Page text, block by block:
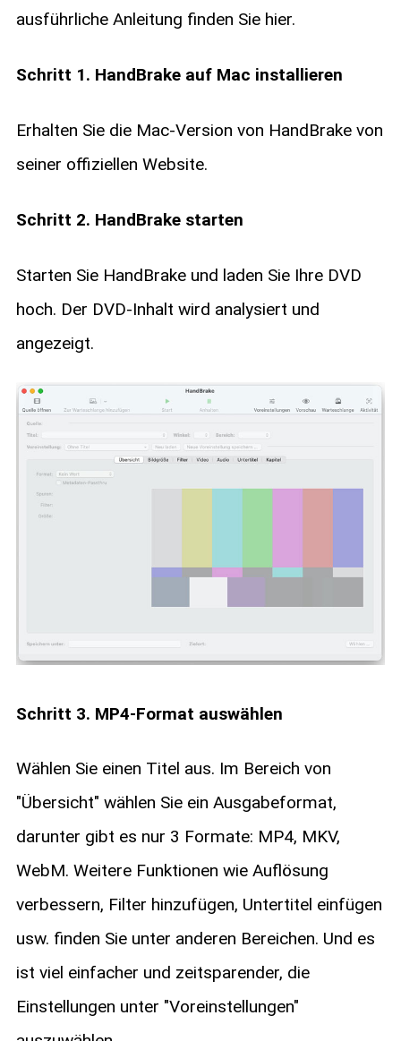
ausführliche Anleitung finden Sie hier.
Schritt 1. HandBrake auf Mac installieren
Erhalten Sie die Mac-Version von HandBrake von
seiner offiziellen Website.
Schritt 2. HandBrake starten
Starten Sie HandBrake und laden Sie Ihre DVD
hoch. Der DVD-Inhalt wird analysiert und
angezeigt.
Schritt 3. MP4-Format auswählen
Wählen Sie einen Titel aus. Im Bereich von
"Übersicht" wählen Sie ein Ausgabeformat,
darunter gibt es nur 3 Formate: MP4, MKV,
WebM. Weitere Funktionen wie Auflösung
verbessern, Filter hinzufügen, Untertitel einfügen
usw. finden Sie unter anderen Bereichen. Und es
ist viel einfacher und zeitsparender, die
Einstellungen unter "Voreinstellungen"